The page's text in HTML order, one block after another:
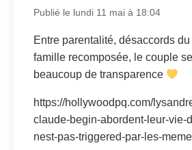
Publié le lundi 11 mai à 18:04
Entre parentalité, désaccords
famille recomposée, le couple
beaucoup de transparence
https://hollywoodpq.com/
claude-begin-abordent-leur-vie-
nest-pas-triggered-par-les-